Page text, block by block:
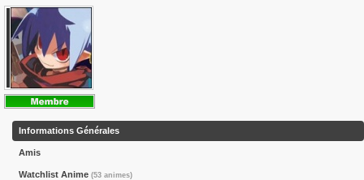
Informations Générales
Amis
Watchlist Anime (53 animes)